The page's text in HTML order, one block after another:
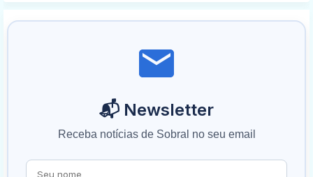
📬 Newsletter
Receba notícias de Sobral no seu email